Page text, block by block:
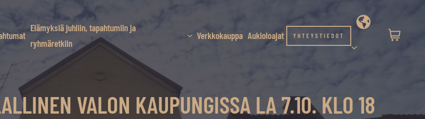
Elämyksiä juhliin, tapahtumiin ja
ryhmäretkiin
Verkkokauppa Aukioloajat YHTEYSTIEDOT
VALON KAUPUNGISSA LA 7.10. KLO 18